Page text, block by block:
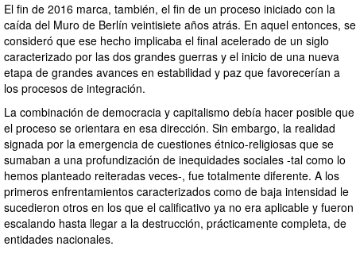
El fin de 2016 marca, también, el fin de un proceso iniciado con la
caída del Muro de Berlín veintisiete años atrás. En aquel entonces, se
consideró que ese hecho implicaba el final acelerado de un siglo
caracterizado por las dos grandes guerras y el inicio de una nueva
etapa de grandes avances en estabilidad y paz que favorecerían a
los procesos de integración.
La combinación de democracia y capitalismo debía hacer posible que
el proceso se orientara en esa dirección. Sin embargo, la realidad
signada por la emergencia de cuestiones étnico-religiosas que se
sumaban a una profundización de inequidades sociales -tal como lo
hemos planteado reiteradas veces-, fue totalmente diferente. A los
primeros enfrentamientos caracterizados como de baja intensidad le
sucedieron otros en los que el calificativo ya no era aplicable y fueron
escalando hasta llegar a la destrucción, prácticamente completa, de
entidades nacionales.